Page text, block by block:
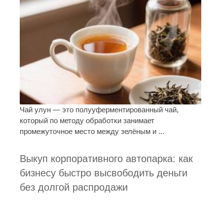
Чай улун — это полууферментированный чай,
который по методу обработки занимает
промежуточное место между зелёным и ...
Выкуп корпоративного автопарка: как
бизнесу быстро высвободить деньги
без долгой распродажи